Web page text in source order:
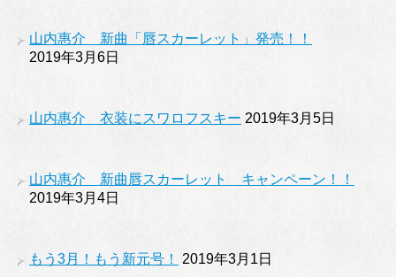
山内惠介 新曲「唇スカーレット」発売！！
2019年3月6日
山内惠介 衣装にスワロフスキー 2019年3月5日
山内惠介 新曲唇スカーレット キャンペーン！！
2019年3月4日
もう3月！もう新元号！ 2019年3月1日